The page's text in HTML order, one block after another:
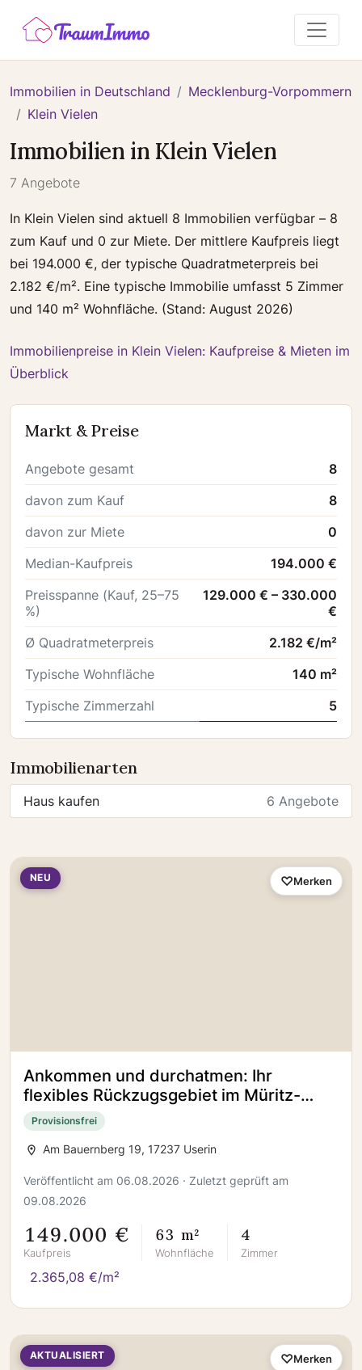
Immobilien in Deutschland
Mecklenburg-Vorpommern
Klein Vielen
Immobilien in Klein Vielen
7 Angebote
In Klein Vielen sind aktuell 8 Immobilien verfügbar – 8
zum Kauf und 0 zur Miete. Der mittlere Kaufpreis liegt
bei 194.000 €, der typische Quadratmeterpreis bei
2.182 €/m². Eine typische Immobilie umfasst 5 Zimmer
und 140 m² Wohnfläche. (Stand: August 2026)
Immobilienpreise in Klein Vielen: Kaufpreise & Mieten im
Überblick
Markt & Preise
Angebote gesamt
8
davon zum Kauf
8
davon zur Miete
0
Median-Kaufpreis
194.000 €
Preisspanne (Kauf, 25–75
%)
129.000 € – 330.000
€
Ø Quadratmeterpreis
2.182 €/m²
Typische Wohnfläche
140 m²
Typische Zimmerzahl
5
Immobilienarten
Haus kaufen 6 Angebote
NEU
Ankommen und durchatmen: Ihr
flexibles Rückzugsgebiet im Müritz-
Nationalpark!
Provisionsfrei
Am Bauernberg 19, 17237 Userin
Veröffentlicht am 06.08.2026 · Zuletzt geprüft am
09.08.2026
149.000 €
Kaufpreis
63 m²
Wohnfläche
4
Zimmer
2.365,08 €/m²
Merken
AKTUALISIERT Merken